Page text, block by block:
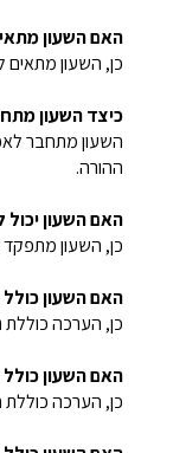
האם השעון מתאים
כן, השעון מתאים
כיצד השעון
השעון מתחבר
ההורה.
האם השעון
כן, השעון מתפקד
האם השעון
כן, הערכה כוללת
האם השעון
כן, הערכה כוללת